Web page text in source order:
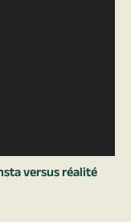
versus réalité